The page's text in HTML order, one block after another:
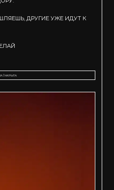
ДРУГИЕ УЖЕ ИДУТ К
ЗАКРЫТА